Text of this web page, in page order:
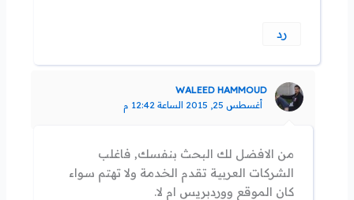
رد
WALEED HAMMOUD
أغسطس 25, 2015 الساعة 12:42 م
من الافضل لك البحث بنفسك, فاغلب
الشركات العربية تقدم الخدمة ولا تهتم سواء
كان الموقع ووردبريس ام لا.